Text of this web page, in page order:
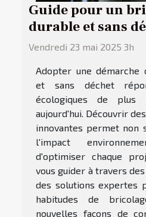
Guide pour un
durable et sans
Vendredi 23 mai 2025 3h
Adopter une démarche
et sans déchet
écologiques de plus
aujourd'hui. Découvrir
innovantes permet non
l'impact
d'optimiser chaque
vous guider à travers
des solutions expertes
habitudes de
nouvelles façons de